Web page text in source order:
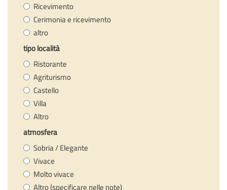
Ricevimento
Cerimonia e ricevimento
altro
tipo località
Ristorante
Agriturismo
Castello
Villa
Altro
atmosfera
Sobria / Elegante
Vivace
Molto vivace
Altro (specificare nelle note)